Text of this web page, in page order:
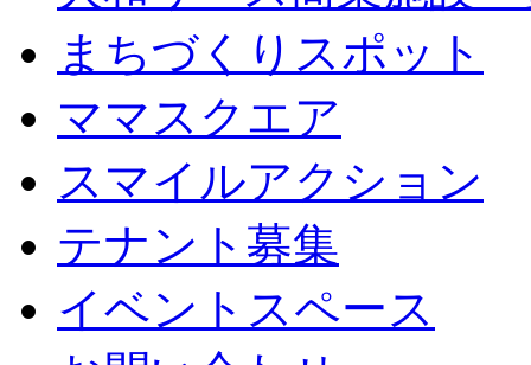
まちづくりスポット
ママスクエア
スマイルアクション
テナント募集
イベントスペース